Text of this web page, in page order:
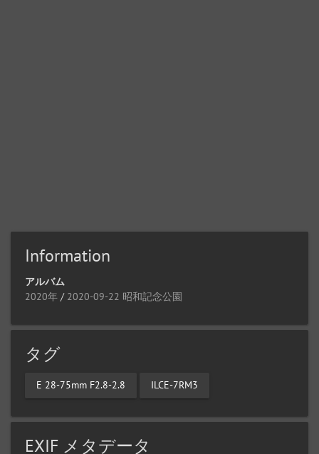
Information
アルバム
2020年 / 2020-09-22 昭和記念公園
タグ
E 28-75mm F2.8-2.8 ILCE-7RM3
EXIF メタデータ